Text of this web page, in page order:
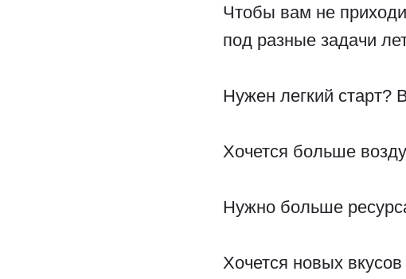
Чтобы вам не
под разные задачи
Нужен легкий старт?
Хочется больше
Нужно больше
Хочется новых